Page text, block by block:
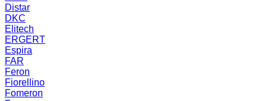
Distar
DKC
Elitech
ERGERT
Espira
FAR
Feron
Fiorellino
Fomeron